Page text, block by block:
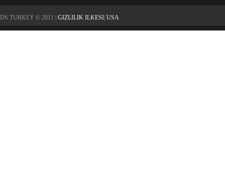
DS TURKEY © 2011 | GIZLILIK ILKESI USA